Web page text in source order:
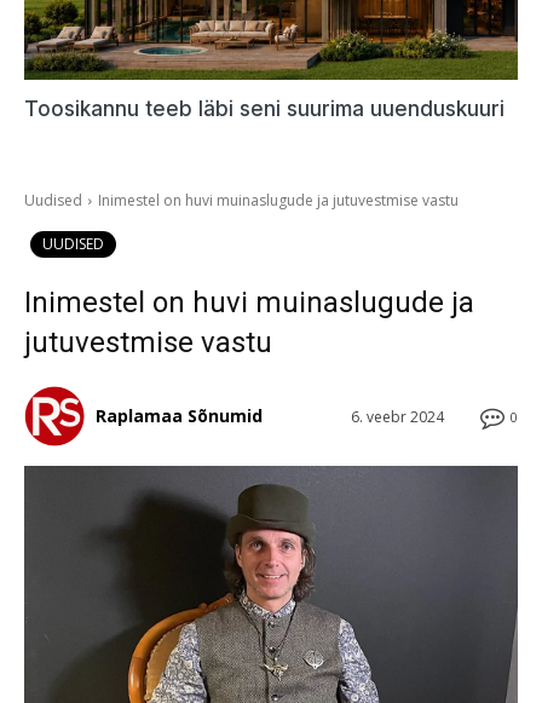
Toosikannu teeb läbi seni suurima uuenduskuuri